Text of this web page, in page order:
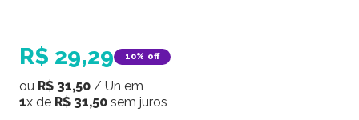
R$ 29,29 10% off
ou R$ 31,50 / Un em
1x de R$ 31,50 sem juros